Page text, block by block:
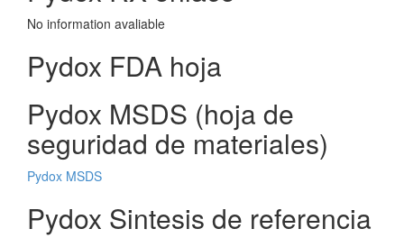
No information avaliable
Pydox FDA hoja
Pydox MSDS (hoja de
seguridad de materiales)
Pydox MSDS
Pydox Sintesis de referencia